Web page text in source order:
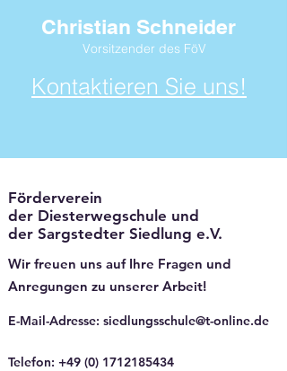
Christian Schneider
Vorsitzender des FöV
Kontaktieren Sie uns!
Förderverein
der Diesterwegschule und
der Sargstedter Siedlung e.V.
Wir freuen uns auf Ihre Fragen und
Anregungen zu unserer Arbeit!
E-Mail-Adresse: siedlungsschule@t-online.de
Telefon: +49 (0) 1712185434